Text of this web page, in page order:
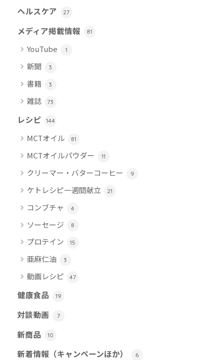
ヘルスケア 27
メディア掲載情報 81
YouTube 1
新聞 3
書籍 3
雑誌 73
レシピ 144
MCTオイル 81
MCTオイルパウダー 11
クリーマー・バターコーヒー 9
ケトレシピ一週間献立 21
コンブチャ 4
ソーセージ 8
プロテイン 15
亜麻仁油 3
動画レシピ 47
健康食品 19
対談動画 7
新商品 10
新着情報（キャンペーンほか） 6